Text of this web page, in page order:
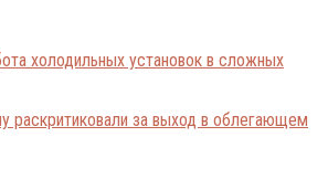
холодильных установок в сложных